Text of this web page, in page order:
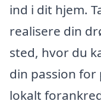
ind i dit hjem.
realisere din
sted, hvor du
din passion
lokalt